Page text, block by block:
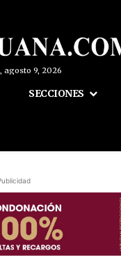
agosto 9, 2026
SECCIONES